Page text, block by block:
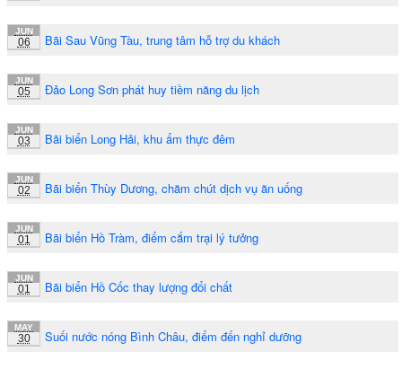
JUN
06 Bãi Sau Vũng Tàu, trung tâm hỗ trợ du khách
JUN
05 Đảo Long Sơn phát huy tiềm năng du lịch
JUN
03 Bãi biển Long Hải, khu ẩm thực đêm
JUN
02 Bãi biển Thùy Dương, chăm chút dịch vụ ăn uống
JUN
01 Bãi biển Hồ Tràm, điểm cắm trại lý tưởng
JUN
01 Bãi biển Hồ Cốc thay lượng đổi chất
MAY
30 Suối nước nóng Bình Châu, điểm đến nghỉ dưỡng